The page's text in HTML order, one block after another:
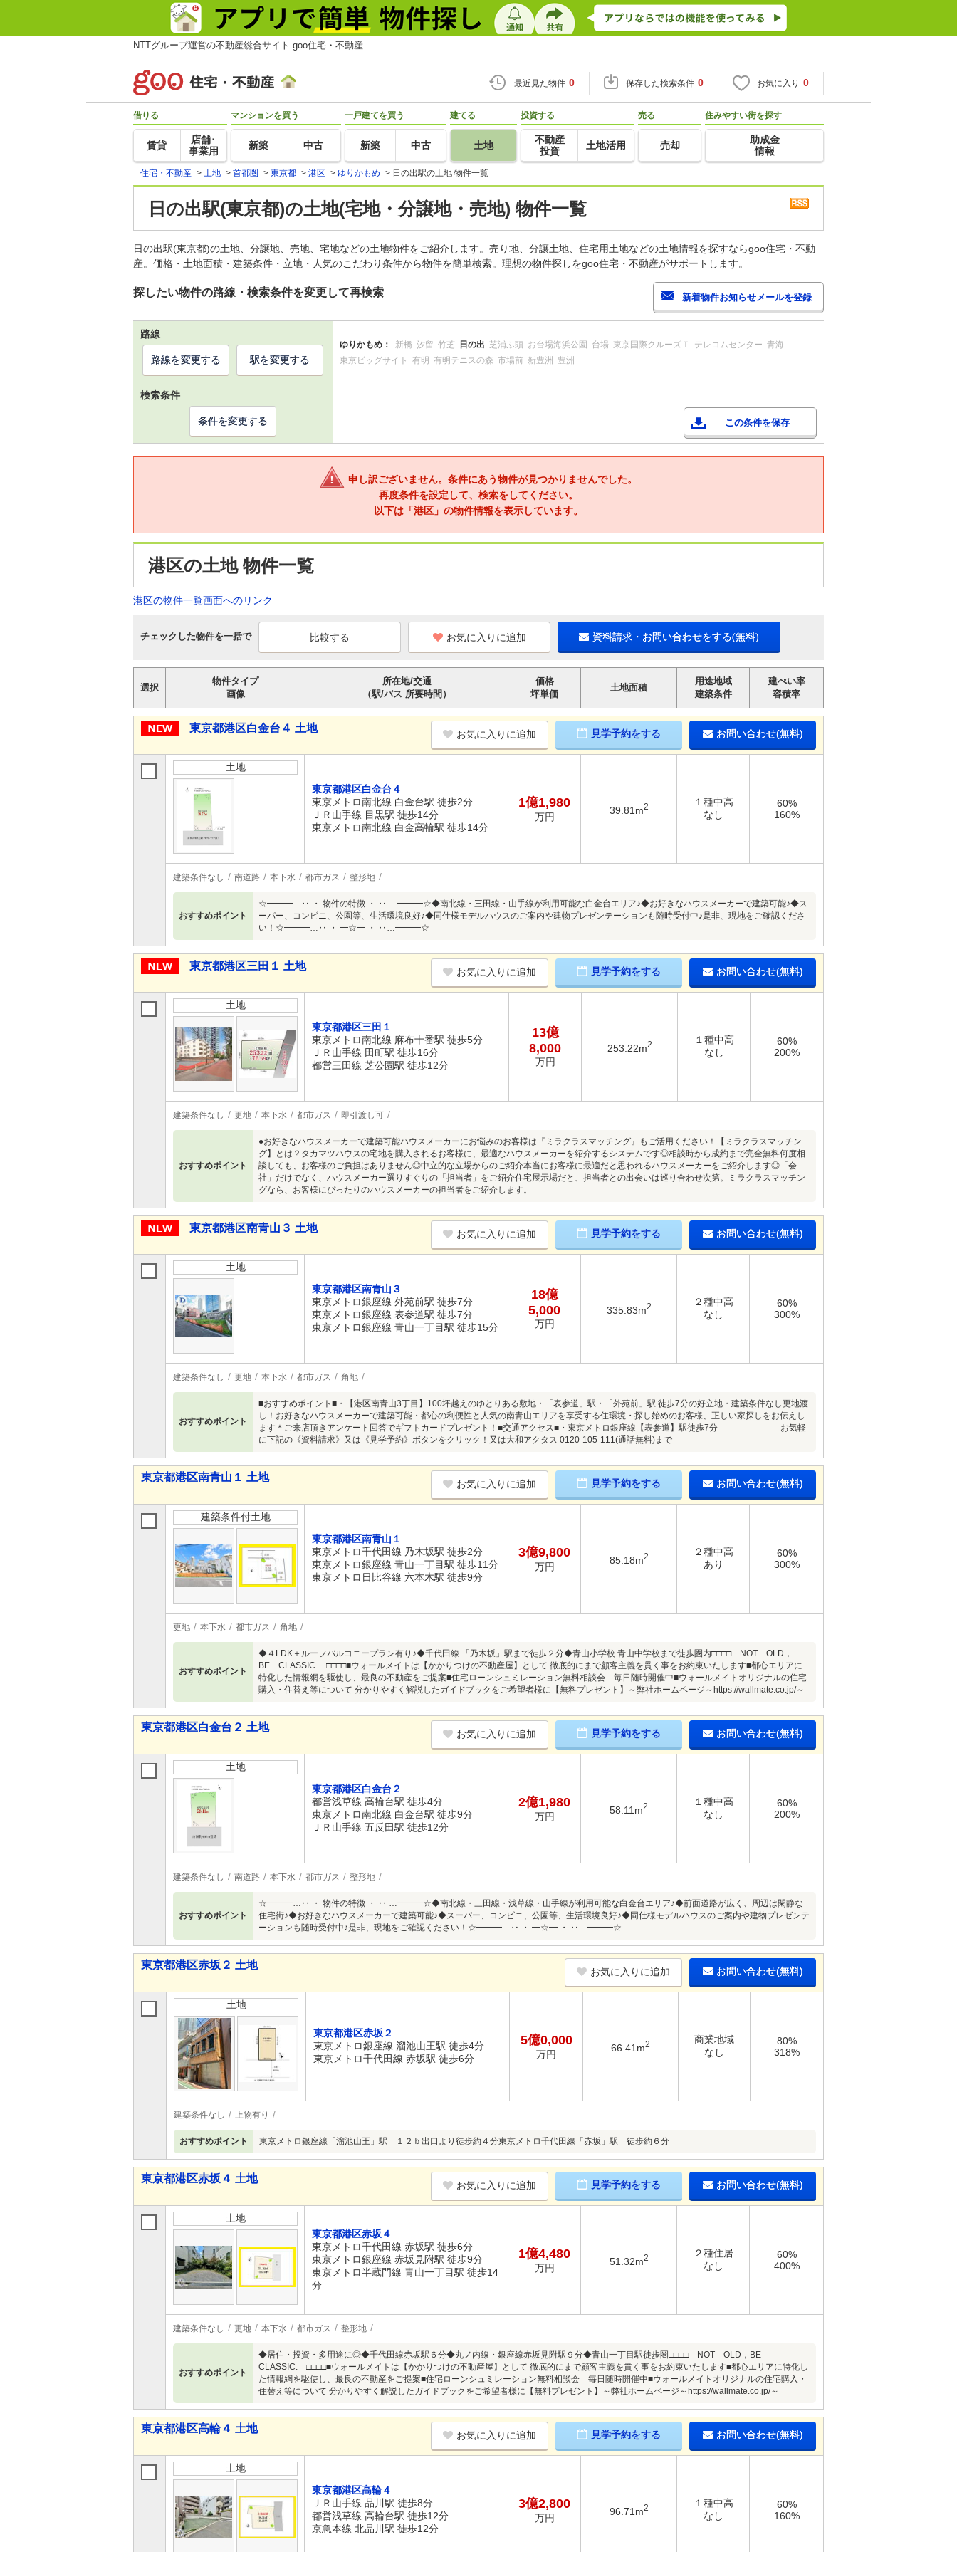
NTTグループ運営の不動産総合サイト goo住宅・不動産
最近見た物件 0 保存した検索条件 0 お気に入り 0
借りる
賃貸
店舗･
事業用
マンションを買う
新築 中古
一戸建てを買う
新築 中古
建てる
土地
投資する
不動産
投資
土地活用
売る
売却
住みやすい街を探す
助成金
情報
住宅・不動産 > 土地 > 首都圏 > 東京都 > 港区 > ゆりかもめ > 日の出駅の土地 物件一覧
日の出駅(東京都)の土地(宅地・分譲地・売地) 物件一覧
日の出駅(東京都)の土地、分譲地、売地、宅地などの土地物件をご紹介します。売り地、分譲土地、住宅用土地などの土地情報を探すならgoo住宅・不動
産。価格・土地面積・建築条件・立地・人気のこだわり条件から物件を簡単検索。理想の物件探しをgoo住宅・不動産がサポートします。
探したい物件の路線・検索条件を変更して再検索
路線
ゆりかもめ： 新橋 汐留 竹芝 日の出 芝浦ふ頭 お台場海浜公園 台場 東京国際クルーズＴ テレコムセンター 青海
東京ビッグサイト
有明 有明テニスの森 市場前 新豊洲 豊洲
路線を変更する 駅を変更する
検索条件
この条件を保存
条件を変更する
申し訳ございません。条件にあう物件が見つかりませんでした。
再度条件を設定して、検索をしてください。
以下は「港区」の物件情報を表示しています。
港区の土地 物件一覧
港区の物件一覧画面へのリンク
チェックした物件を一括で お気に入りに追加 資料請求・お問い合わせをする(無料)
選択
物件タイプ
画像
所在地/交通
（駅/バス 所要時間）
価格
坪単価
土地面積
用途地域
建築条件
建ぺい率
容積率
東京都港区白金台４ 土地 お気に入りに追加 見学予約をする お問い合わせ(無料)
土地
東京都港区白金台４
東京メトロ南北線 白金台駅 徒歩2分
ＪＲ山手線 目黒駅 徒歩14分
東京メトロ南北線 白金高輪駅 徒歩14分
1億1,980
万円
39.81m2
１種中高
なし
60%
160%
建築条件なし 南道路 本下水 都市ガス 整形地
おすすめポイント
☆━━━…‥ ・ 物件の特徴 ・ ‥ …━━━☆◆南北線・三田線・山手線が利用可能な白金台エリア♪◆お好きなハウスメーカーで建築可能♪◆ス
ーパー、コンビニ、公園等、生活環境良好♪◆同仕様モデルハウスのご案内や建物プレゼンテーションも随時受付中♪是非、現地をご確認くださ
い！☆━━━…‥ ・ ━☆━ ・ ‥…━━━☆
東京都港区三田１ 土地 お気に入りに追加 見学予約をする お問い合わせ(無料)
土地
東京都港区三田１
東京メトロ南北線 麻布十番駅 徒歩5分
ＪＲ山手線 田町駅 徒歩16分
都営三田線 芝公園駅 徒歩12分
13億
8,000
万円
253.22m2
１種中高
なし
60%
200%
建築条件なし 更地 本下水 都市ガス 即引渡し可
おすすめポイント
●お好きなハウスメーカーで建築可能ハウスメーカーにお悩みのお客様は『ミラクラスマッチング』もご活用ください！【ミラクラスマッチン
グ】とは？タカマツハウスの宅地を購入されるお客様に、最適なハウスメーカーを紹介するシステムです◎相談時から成約まで完全無料何度相
談しても、お客様のご負担はありません◎中立的な立場からのご紹介本当にお客様に最適だと思われるハウスメーカーをご紹介します◎「会
社」だけでなく、ハウスメーカー選りすぐりの「担当者」をご紹介住宅展示場だと、担当者との出会いは巡り合わせ次第。ミラクラスマッチン
グなら、お客様にぴったりのハウスメーカーの担当者をご紹介します。
東京都港区南青山３ 土地 お気に入りに追加 見学予約をする お問い合わせ(無料)
土地
東京都港区南青山３
東京メトロ銀座線 外苑前駅 徒歩7分
東京メトロ銀座線 表参道駅 徒歩7分
東京メトロ銀座線 青山一丁目駅 徒歩15分
18億
5,000
万円
335.83m2
２種中高
なし
60%
300%
建築条件なし 更地 本下水 都市ガス 角地
おすすめポイント
■おすすめポイント■・【港区南青山3丁目】100坪越えのゆとりある敷地・「表参道」駅・「外苑前」駅 徒歩7分の好立地・建築条件なし更地渡
し！お好きなハウスメーカーで建築可能・都心の利便性と人気の南青山エリアを享受する住環境・探し始めのお客様、正しい家探しをお伝えし
ます＊ご来店頂きアンケート回答でギフトカードプレゼント！■交通アクセス■・東京メトロ銀座線【表参道】駅徒歩7分----------------------お気軽
に下記の《資料請求》又は《見学予約》ボタンをクリック！又は大和アクタス 0120-105-111(通話無料)まで
東京都港区南青山１ 土地
お気に入りに追加 見学予約をする お問い合わせ(無料)
建築条件付土地
東京都港区南青山１
東京メトロ千代田線 乃木坂駅 徒歩2分
東京メトロ銀座線 青山一丁目駅 徒歩11分
東京メトロ日比谷線 六本木駅 徒歩9分
3億9,800
万円
85.18m2
２種中高
あり
60%
300%
更地 本下水 都市ガス 角地
おすすめポイント
◆４LDK＋ルーフバルコニープラン有り♪◆千代田線 「乃木坂」駅まで徒歩２分◆青山小学校 青山中学校まで徒歩圏内□□□□ NOT OLD，
BE CLASSIC. □□□□■ウォールメイトは【かかりつけの不動産屋】として 徹底的にまで顧客主義を貫く事をお約束いたします■都心エリアに
特化した情報網を駆使し、最良の不動産をご提案■住宅ローンシュミレーション無料相談会 毎日随時開催中■ウォールメイトオリジナルの住宅
購入・住替え等について 分かりやすく解説したガイドブックをご希望者様に【無料プレゼント】～弊社ホームページ～https://wallmate.co.jp/～
東京都港区白金台２ 土地
お気に入りに追加 見学予約をする お問い合わせ(無料)
土地
東京都港区白金台２
都営浅草線 高輪台駅 徒歩4分
東京メトロ南北線 白金台駅 徒歩9分
ＪＲ山手線 五反田駅 徒歩12分
2億1,980
万円
58.11m2
１種中高
なし
60%
200%
建築条件なし 南道路 本下水 都市ガス 整形地
おすすめポイント
☆━━━…‥ ・ 物件の特徴 ・ ‥ …━━━☆◆南北線・三田線・浅草線・山手線が利用可能な白金台エリア♪◆前面道路が広く、周辺は閑静な
住宅街♪◆お好きなハウスメーカーで建築可能♪◆スーパー、コンビニ、公園等、生活環境良好♪◆同仕様モデルハウスのご案内や建物プレゼンテ
ーションも随時受付中♪是非、現地をご確認ください！☆━━━…‥ ・ ━☆━ ・ ‥…━━━☆
東京都港区赤坂２ 土地
お気に入りに追加 お問い合わせ(無料)
土地
東京都港区赤坂２
東京メトロ銀座線 溜池山王駅 徒歩4分
東京メトロ千代田線 赤坂駅 徒歩6分
5億0,000
万円
66.41m2
商業地域
なし
80%
318%
建築条件なし 上物有り
おすすめポイント 東京メトロ銀座線「溜池山王」駅 １２ｂ出口より徒歩約４分東京メトロ千代田線「赤坂」駅 徒歩約６分
東京都港区赤坂４ 土地
お気に入りに追加 見学予約をする お問い合わせ(無料)
土地
東京都港区赤坂４
東京メトロ千代田線 赤坂駅 徒歩6分
東京メトロ銀座線 赤坂見附駅 徒歩9分
東京メトロ半蔵門線 青山一丁目駅 徒歩14
分
1億4,480
万円
51.32m2
２種住居
なし
60%
400%
建築条件なし 更地 本下水 都市ガス 整形地
おすすめポイント
◆居住・投資・多用途に◎◆千代田線赤坂駅６分◆丸ノ内線・銀座線赤坂見附駅９分◆青山一丁目駅徒歩圏□□□□ NOT OLD，BE
CLASSIC. □□□□■ウォールメイトは【かかりつけの不動産屋】として 徹底的にまで顧客主義を貫く事をお約束いたします■都心エリアに特化し
た情報網を駆使し、最良の不動産をご提案■住宅ローンシュミレーション無料相談会 毎日随時開催中■ウォールメイトオリジナルの住宅購入・
住替え等について 分かりやすく解説したガイドブックをご希望者様に【無料プレゼント】～弊社ホームページ～https://wallmate.co.jp/～
東京都港区高輪４ 土地
お気に入りに追加 見学予約をする お問い合わせ(無料)
土地
東京都港区高輪４
ＪＲ山手線 品川駅 徒歩8分
都営浅草線 高輪台駅 徒歩12分
京急本線 北品川駅 徒歩12分
3億2,800
万円
96.71m2
１種中高
なし
60%
160%